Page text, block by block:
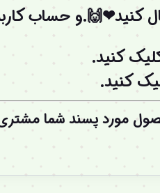
کنید❤🙌.و حساب
کنید.
کنید.
مورد پسند شما